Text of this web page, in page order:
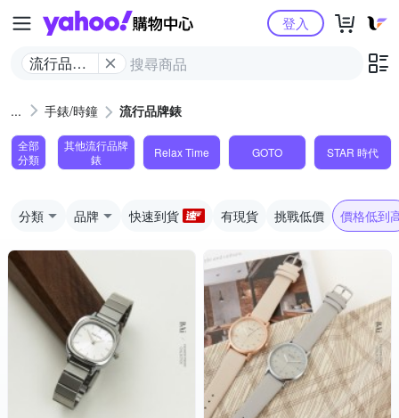
Yahoo購物中心
流行品牌
登入
手錶/時鐘 流行品牌錶
全部
分類
其他流行品牌
錶
Relax Time GOTO STAR 時代
分類 品牌 快速到貨 有現貨 挑戰低價 價格低到